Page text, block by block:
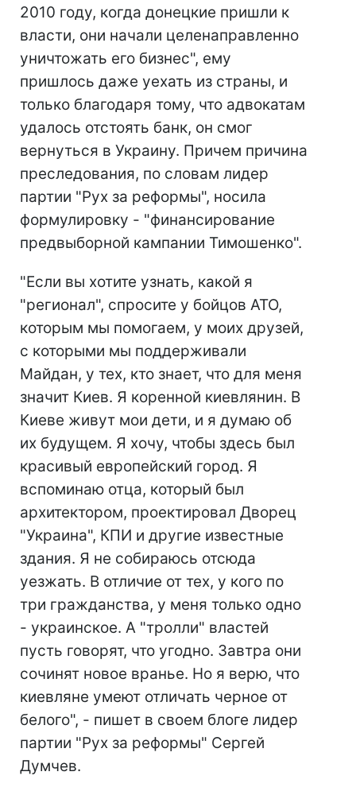
2010 году, когда донецкие пришли к
власти, они начали целенаправленно
уничтожать его бизнес", ему
пришлось даже уехать из страны, и
только благодаря тому, что адвокатам
удалось отстоять банк, он смог
вернуться в Украину. Причем причина
преследования, по словам лидер
партии "Рух за реформы", носила
формулировку - "финансирование
предвыборной кампании Тимошенко".
"Если вы хотите узнать, какой я
"регионал", спросите у бойцов АТО,
которым мы помогаем, у моих друзей,
с которыми мы поддерживали
Майдан, у тех, кто знает, что для меня
значит Киев. Я коренной киевлянин. В
Киеве живут мои дети, и я думаю об
их будущем. Я хочу, чтобы здесь был
красивый европейский город. Я
вспоминаю отца, который был
архитектором, проектировал Дворец
"Украина", КПИ и другие известные
здания. Я не собираюсь отсюда
уезжать. В отличие от тех, у кого по
три гражданства, у меня только одно
- украинское. А "тролли" властей
пусть говорят, что угодно. Завтра они
сочинят новое вранье. Но я верю, что
киевляне умеют отличать черное от
белого", - пишет в своем блоге лидер
партии "Рух за реформы" Сергей
Думчев.